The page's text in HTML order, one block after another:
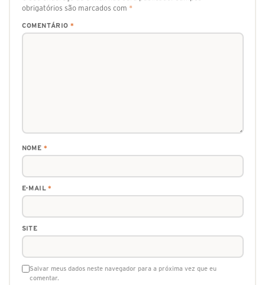
obrigatórios são marcados com *
COMENTÁRIO *
NOME *
E-MAIL*
SITE
Salvar meus dados neste navegador para a próxima vez que eu
comentar.